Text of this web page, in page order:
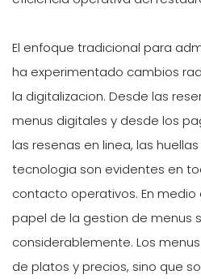
El enfoque tradicional para
ha experimentado cambios
la digitalizacion. Desde las
menus digitales y desde los
las resenas en linea, las
tecnologia son evidentes en
contacto operativos. En
papel de la gestion de menus
considerablemente. Los
de platos y precios, sino que